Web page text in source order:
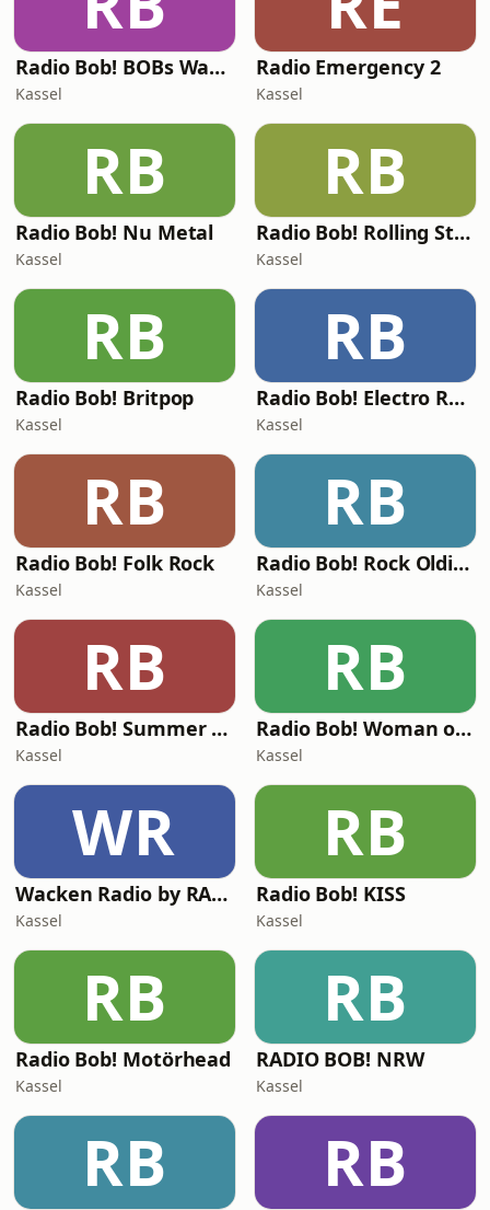
Radio Bob! BOBs Wacken Nonstop
Kassel
Radio Emergency 2
Kassel
RB
Radio Bob! Nu Metal
Kassel
RB
Radio Bob! Rolling Stones
Kassel
RB
Radio Bob! Britpop
Kassel
RB
Radio Bob! Electro Rock
Kassel
RB
Radio Bob! Folk Rock
Kassel
RB
Radio Bob! Rock Oldies
Kassel
RB
Radio Bob! Summer Rock Hits
Kassel
RB
Radio Bob! Woman of Rock
Kassel
WR
Wacken Radio by RADIO BOB!
Kassel
RB
Radio Bob! KISS
Kassel
RB
Radio Bob! Motörhead
Kassel
RB
RADIO BOB! NRW
Kassel
RB RB